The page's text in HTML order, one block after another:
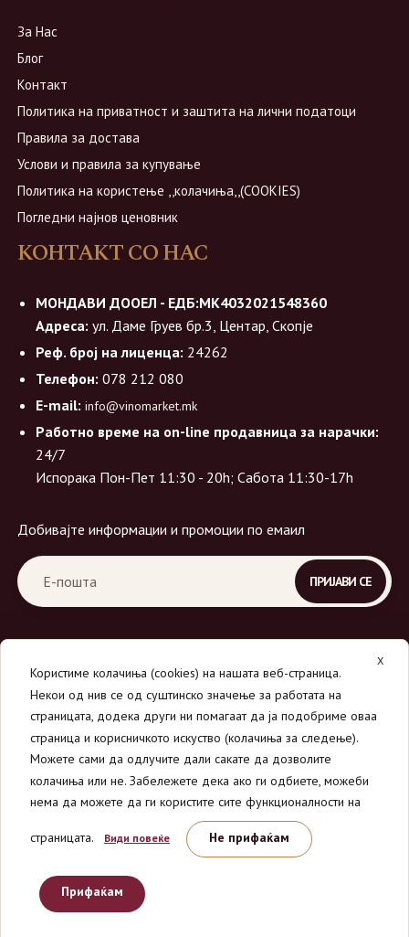
За Нас
Блог
Контакт
Политика на приватност и заштита на лични податоци
Правила за достава
Услови и правила за купување
Политика на користење ,,колачиња,,(COOKIES)
Погледни најнов ценовник
КОНТАКТ СО НАС
МОНДАВИ ДООЕЛ - ЕДБ:МК4032021548360
Адреса: ул. Даме Груев бр.3, Центар, Скопје
Реф. број на лиценца: 24262
Телефон: 078 212 080
E-mail: info@vinomarket.mk
Работно време на on-line продавница за нарачки:
24/7
Испорака Пон-Пет 11:30 - 20h; Сабота 11:30-17h
Добивајте информации и промоции по емаил
© 2026Вино Маркет - МОНДАВИ ДООЕЛ.
Сите права се задржани.
X
Користиме колачиња (cookies) на нашата веб-страница.
Некои од нив се од суштинско значење за работата на
страницата, додека други ни помагаат да ја подобриме оваа
страница и корисничкото искуство (колачиња за следење).
Можете сами да одлучите дали сакате да дозволите
колачиња или не. Забележете дека ако ги одбиете, можеби
нема да можете да ги користите сите функционалности на
страницата. Види повеќе Не прифаќам
Прифаќам